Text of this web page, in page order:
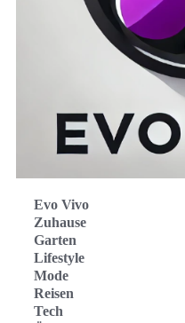
Evo Vivo
Zuhause
Garten
Lifestyle
Mode
Reisen
Tech